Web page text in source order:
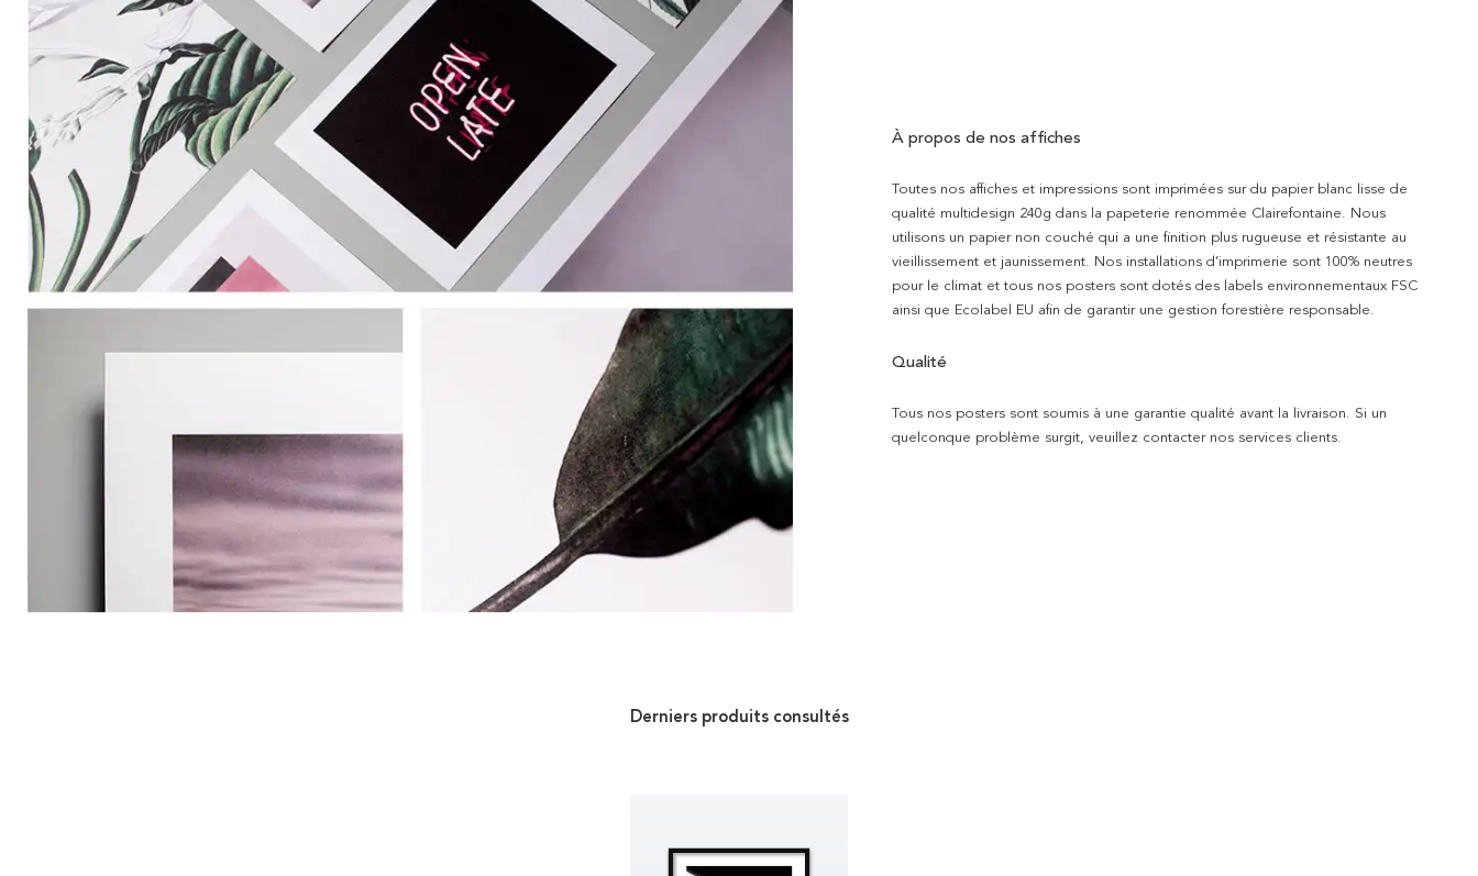
À propos de nos affiches
Toutes nos affiches et impressions sont imprimées sur du papier blanc lisse de
qualité multidesign 240g dans la papeterie renommée Clairefontaine. Nous
utilisons un papier non couché qui a une finition plus rugueuse et résistante au
vieillissement et jaunissement. Nos installations d’imprimerie sont 100% neutres
pour le climat et tous nos posters sont dotés des labels environnementaux FSC
ainsi que Ecolabel EU afin de garantir une gestion forestière responsable.
Qualité
Tous nos posters sont soumis à une garantie qualité avant la livraison. Si un
quelconque problème surgit, veuillez contacter nos services clients.
Derniers produits consultés